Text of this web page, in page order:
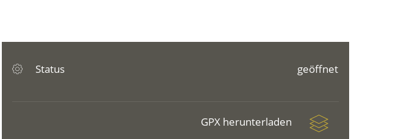
Status geöffnet
GPX herunterladen